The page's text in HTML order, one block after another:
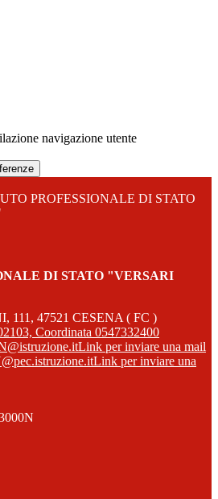
navigazione utente
PROFESSIONALE DI STATO
DI STATO "VERSARI
111, 47521 CESENA ( FC )
Coordinata 0547332400
Link per inviare una mail
Link per inviare una